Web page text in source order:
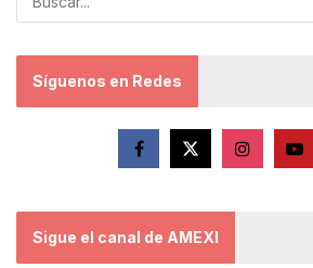
Síguenos en Redes
Sigue el canal de AMEXI